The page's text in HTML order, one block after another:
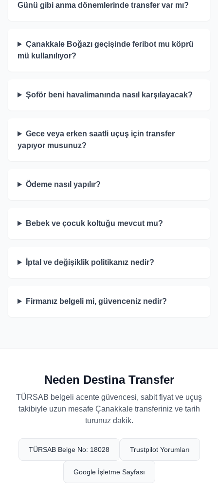
Günü gibi anma dönemlerinde transfer var mı?
Çanakkale Boğazı geçişinde feribot mu köprü
mü kullanılıyor?
Şoför beni havalimanında nasıl karşılayacak?
Gece veya erken saatli uçuş için transfer
yapıyor musunuz?
Ödeme nasıl yapılır?
Bebek ve çocuk koltuğu mevcut mu?
İptal ve değişiklik politikanız nedir?
Firmanız belgeli mi, güvenceniz nedir?
Neden Destina Transfer
TÜRSAB belgeli acente güvencesi, sabit fiyat ve uçuş
takibiyle uzun mesafe Çanakkale transferiniz ve tarih
turunuz dakik.
TÜRSAB Belge No: 18028 Trustpilot Yorumları
Google İşletme Sayfası